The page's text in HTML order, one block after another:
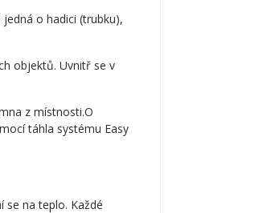
o hadici (trubku),
objektů. Uvnitř se v
z místnosti.O
táhla systému Easy
na teplo. Každé